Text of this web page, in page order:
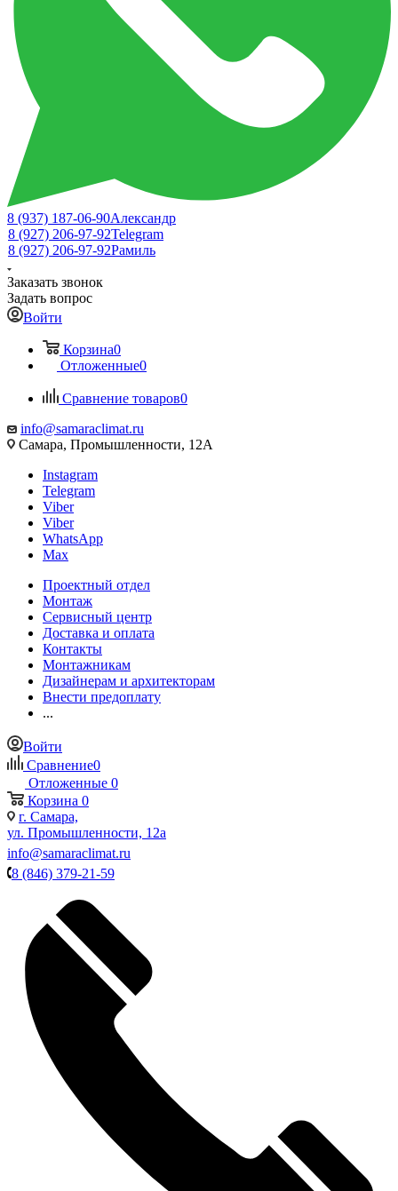
8 (937) 187-06-90Александр
8 (927) 206-97-92Telegram
8 (927) 206-97-92Рамиль
Заказать звонок
Задать вопрос
Войти
Корзина0
Отложенные0
Сравнение товаров0
info@samaraclimat.ru
Самара, Промышленности, 12А
Instagram
Telegram
Viber
Viber
WhatsApp
Max
Проектный отдел
Монтаж
Сервисный центр
Доставка и оплата
Контакты
Монтажникам
Дизайнерам и архитекторам
Внести предоплату
...
Войти
Сравнение0
Отложенные 0
Корзина 0
г. Самара,
ул. Промышленности, 12а
info@samaraclimat.ru
8 (846) 379-21-59